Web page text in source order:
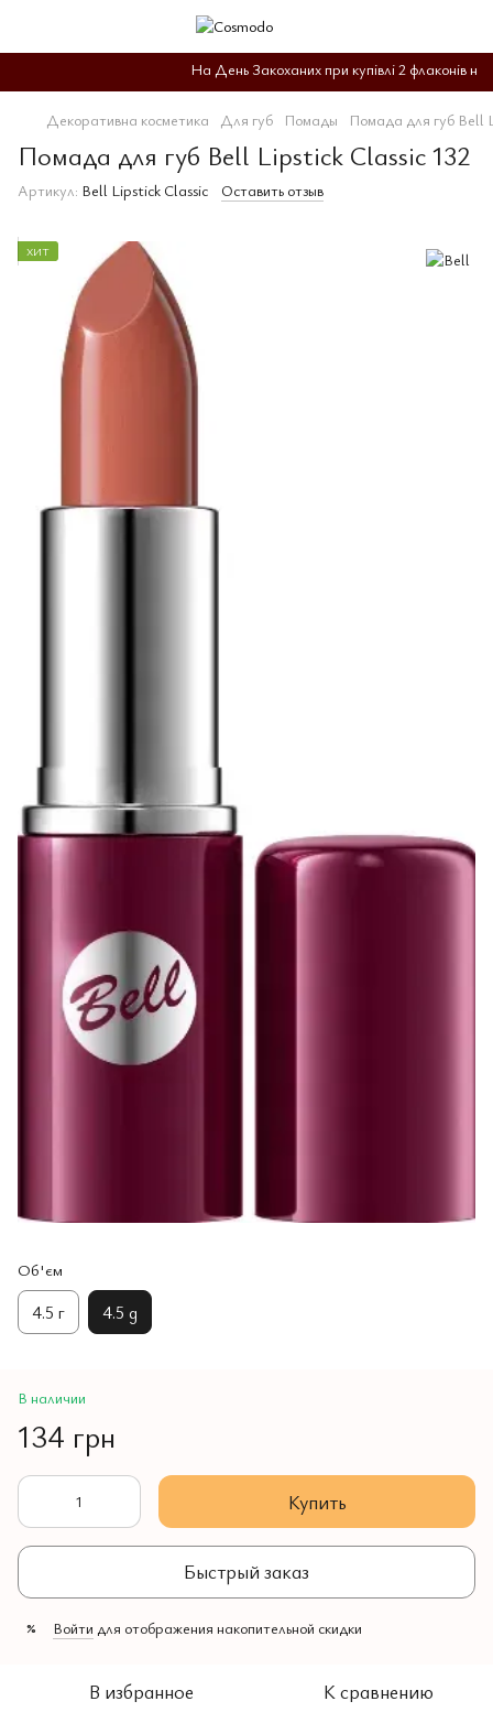
На День Закоханих при купівлі 2 флаконів на
Декоративна косметика Для губ Помады Помада для губ Bell
Помада для губ Bell Lipstick Classic 132
Артикул: Bell Lipstick Classic Оставить отзыв
ХИТ
Об'єм
4.5 г 4.5 g
В наличии
134 грн
Купить
Быстрый заказ
% Войти для отображения накопительной скидки
В избранное К сравнению